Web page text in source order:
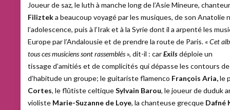
Joueur de saz, le luth à manche long de l’Asie Mineure,
Filizteka beaucoup voyagé par les musiques, de son Anatolie
l’adolescence, puis à l’Irak et à la Syrie dont il a arpenté les
Europe par l’Andalousie et de prendre la route de Paris. «Cet
tous ces musiciens sont rassemblés», dit-il : carExilsdéploie un
tissage d’amitiés et de complicités qui dépasse les contours de
d’habitude un groupe; le guitariste flamenco François Aria,le
Cortes, le flûtiste celtiqueSylvain Barou, le joueur de duduk
violiste Marie-Suzanne de Loye, la chanteuse grecque Dafné